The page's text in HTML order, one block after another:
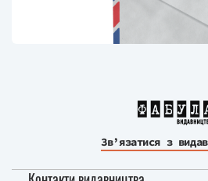
Зв’язатися з